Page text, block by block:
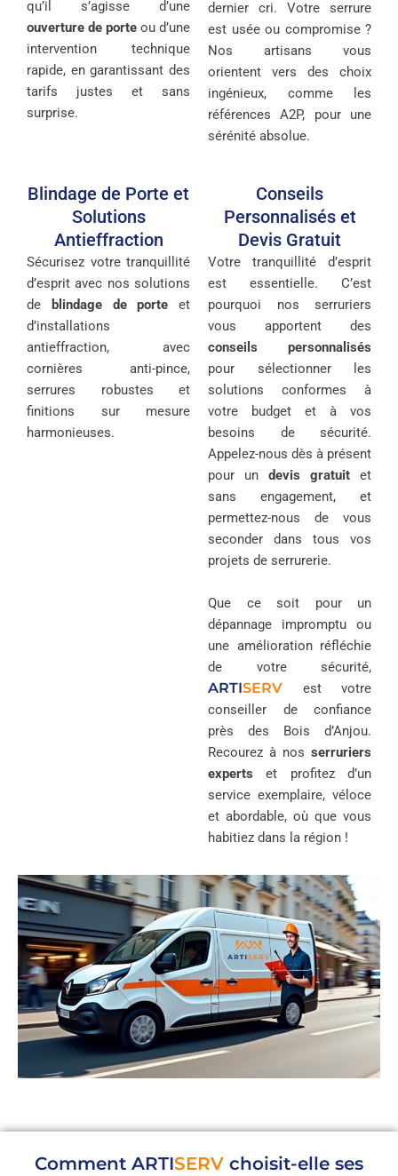
qu’il s’agisse d’une
ouverture de porte ou d’une
intervention technique
rapide, en garantissant des
tarifs justes et sans
surprise.
dernier cri. Votre serrure
est usée ou compromise ?
Nos artisans vous
orientent vers des choix
ingénieux, comme les
références A2P, pour une
sérénité absolue.
Blindage de Porte et
Solutions
Antieffraction
Sécurisez votre tranquillité
d’esprit avec nos solutions
de
blindage de porte et
d’installations
antieffraction, avec
cornières anti-pince,
serrures robustes et
finitions sur mesure
harmonieuses.
Conseils
Personnalisés et
Devis Gratuit
Votre tranquillité d’esprit
est essentielle. C’est
pourquoi nos serruriers
vous apportent des
conseils personnalisés
pour sélectionner les
solutions conformes à
votre budget et à vos
besoins de sécurité.
Appelez-nous dès à présent
pour un devis gratuit et
sans engagement, et
permettez-nous de vous
seconder dans tous vos
projets de serrurerie.
Que ce soit pour un
dépannage impromptu ou
une amélioration réfléchie
de votre sécurité,
ARTISERV est votre
conseiller de confiance
près des Bois d’Anjou.
Recourez à nos serruriers
experts et profitez d’un
service exemplaire, véloce
et abordable, où que vous
habitiez dans la région !
Comment ARTISERV choisit-elle ses